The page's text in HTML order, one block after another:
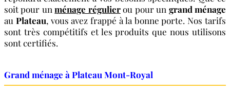
soit pour unménage régulierou pour un grand ménage
au Plateau, vous avez frappé à la bonne porte. Nos tarifs
sont très compétitifs et les produits que nous utilisons
sont certifiés.
Grand ménage à Plateau Mont-Royal